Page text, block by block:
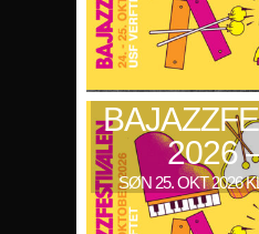
2026
SØN 25. OKT 2026